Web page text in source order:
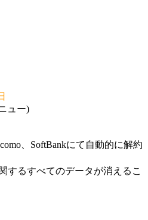
ュー)
、SoftBankにて自動的に解約
するすべてのデータが消えるこ